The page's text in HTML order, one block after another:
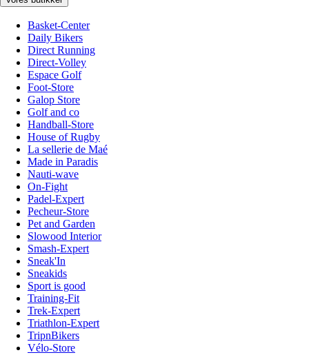
Basket-Center
Daily Bikers
Direct Running
Direct-Volley
Espace Golf
Foot-Store
Galop Store
Golf and co
Handball-Store
House of Rugby
La sellerie de Maé
Made in Paradis
Nauti-wave
On-Fight
Padel-Expert
Pecheur-Store
Pet and Garden
Slowood Interior
Smash-Expert
Sneak'In
Sneakids
Sport is good
Training-Fit
Trek-Expert
Triathlon-Expert
TripnBikers
Vélo-Store